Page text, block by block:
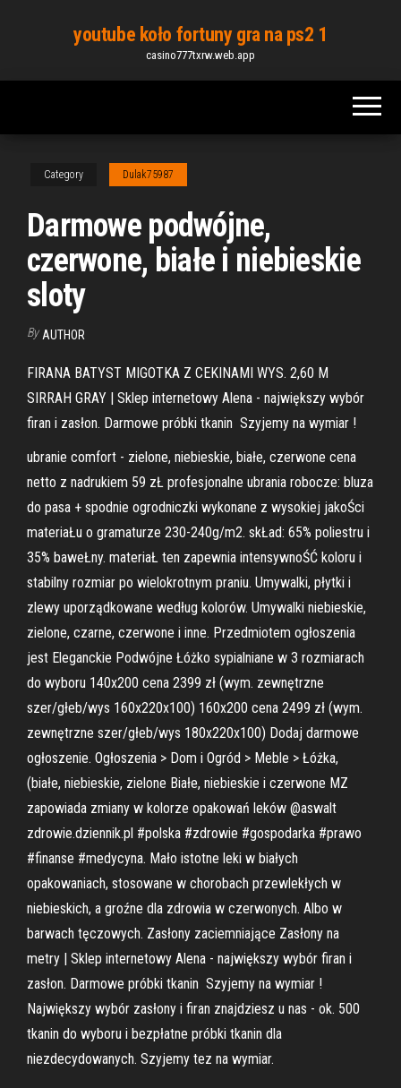
content
youtube koło fortuny gra na ps2 1
casino777txrw.web.app
Category Dulak75987
Darmowe podwójne,
czerwone, białe i niebieskie
sloty
By AUTHOR
FIRANA BATYST MIGOTKA Z CEKINAMI WYS. 2,60 M
SIRRAH GRAY | Sklep internetowy Alena - największy wybór
firan i zasłon. Darmowe próbki tkanin ️ Szyjemy na wymiar !
ubranie comfort - zielone, niebieskie, białe, czerwone cena
netto z nadrukiem 59 zŁ profesjonalne ubrania robocze: bluza
do pasa + spodnie ogrodniczki wykonane z wysokiej jakoŚci
materiaŁu o gramaturze 230-240g/m2. skŁad: 65% poliestru i
35% baweŁny. materiaŁ ten zapewnia intensywnoŚĆ koloru i
stabilny rozmiar po wielokrotnym praniu. Umywalki, płytki i
zlewy uporządkowane według kolorów. Umywalki niebieskie,
zielone, czarne, czerwone i inne. Przedmiotem ogłoszenia
jest Eleganckie Podwójne Łóżko sypialniane w 3 rozmiarach
do wyboru 140x200 cena 2399 zł (wym. zewnętrzne
szer/głeb/wys 160x220x100) 160x200 cena 2499 zł (wym.
zewnętrzne szer/głeb/wys 180x220x100) Dodaj darmowe
ogłoszenie. Ogłoszenia > Dom i Ogród > Meble > Łóżka,
(białe, niebieskie, zielone Białe, niebieskie i czerwone MZ
zapowiada zmiany w kolorze opakowań leków @aswalt
zdrowie.dziennik.pl #polska #zdrowie #gospodarka #prawo
#finanse #medycyna. Mało istotne leki w białych
opakowaniach, stosowane w chorobach przewlekłych w
niebieskich, a groźne dla zdrowia w czerwonych. Albo w
barwach tęczowych. Zasłony zaciemniające Zasłony na
metry | Sklep internetowy Alena - największy wybór firan i
zasłon. Darmowe próbki tkanin ️ Szyjemy na wymiar !
Największy wybór zasłony i firan znajdziesz u nas - ok. 500
tkanin do wyboru i bezpłatne próbki tkanin dla
niezdecydowanych. Szyjemy tez na wymiar.